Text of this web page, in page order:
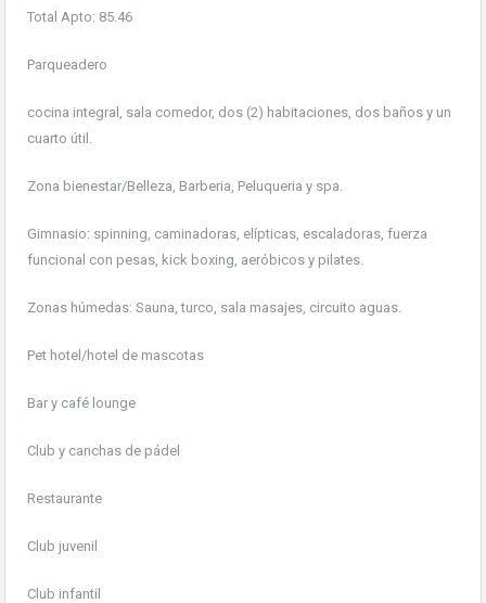
Total Apto: 85.46
Parqueadero
cocina integral, sala comedor, dos (2) habitaciones, dos baños y un
cuarto útil.
Zona bienestar/Belleza, Barberia, Peluqueria y spa.
Gimnasio: spinning, caminadoras, elípticas, escaladoras, fuerza
funcional con pesas, kick boxing, aeróbicos y pilates.
Zonas húmedas: Sauna, turco, sala masajes, circuito aguas.
Pet hotel/hotel de mascotas
Bar y café lounge
Club y canchas de pádel
Restaurante
Club juvenil
Club infantil